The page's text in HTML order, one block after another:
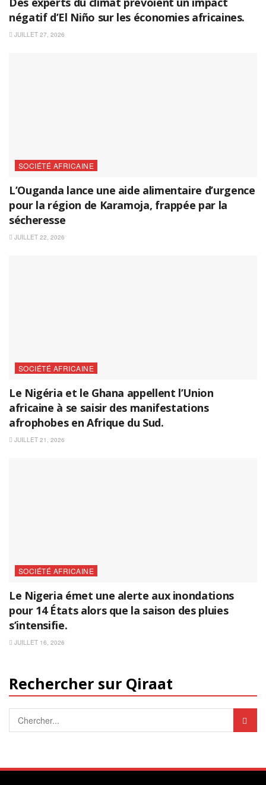
négatif d’El Niño sur les économies africaines.
JUILLET 27, 2026
SOCIÉTÉ AFRICAINE
L’Ouganda lance une aide alimentaire d’urgence
pour la région de Karamoja, frappée par la
sécheresse
JUILLET 22, 2026
SOCIÉTÉ AFRICAINE
Le Nigéria et le Ghana appellent l’Union
africaine à se saisir des manifestations
afrophobes en Afrique du Sud.
JUILLET 21, 2026
SOCIÉTÉ AFRICAINE
Le Nigeria émet une alerte aux inondations
pour 14 États alors que la saison des pluies
s’intensifie.
JUILLET 16, 2026
Rechercher sur Qiraat